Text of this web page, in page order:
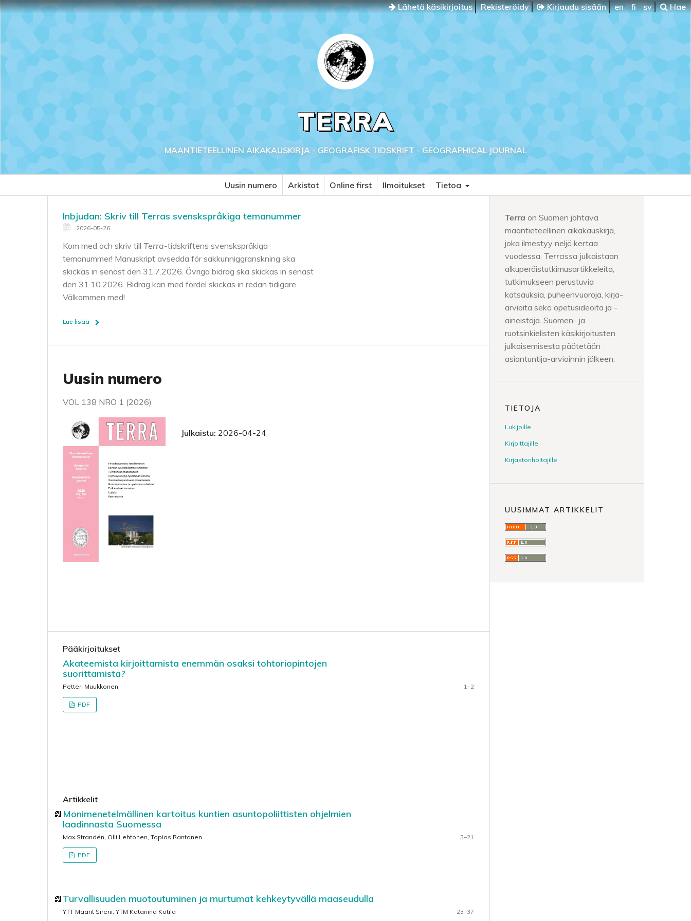
Lähetä käsikirjoitus Rekisteröidy Kirjaudu sisään en fi sv Hae
TERRA
MAANTIETEELLINEN AIKAKAUSKIRJA - GEOGRAFISK TIDSKRIFT - GEOGRAPHICAL JOURNAL
Uusin numero Arkistot Online first Ilmoitukset Tietoa
Inbjudan: Skriv till Terras svenskspråkiga temanummer
2026-05-26
Kom med och skriv till Terra-tidskriftens svenskspråkiga
temanummer! Manuskript avsedda för sakkunniggranskning ska
skickas in senast den 31.7.2026. Övriga bidrag ska skickas in senast
den 31.10.2026. Bidrag kan med fördel skickas in redan tidigare.
Välkommen med!
Lue lisää
Uusin numero
VOL 138 NRO 1 (2026)
Julkaistu: 2026-04-24
Pääkirjoitukset
Akateemista kirjoittamista enemmän osaksi tohtoriopintojen
suorittamista?
Petteri Muukkonen 1–2
PDF
Artikkelit
Monimenetelmällinen kartoitus kuntien asuntopoliittisten ohjelmien
laadinnasta Suomessa
Max Strandén, Olli Lehtonen, Topias Rantanen 3–21
PDF
Turvallisuuden muotoutuminen ja murtumat kehkeytyvällä maaseudulla
YTT Maarit Sireni, YTM Katariina Kotila 23–37
Terra on Suomen johtava
maantieteellinen aikakauskirja,
joka ilmestyy neljä kertaa
vuodessa. Terrassa julkaistaan
alkuperäistutkimusartikkeleita,
tutkimukseen perustuvia
katsauksia, puheenvuoroja, kirja-
arvioita sekä opetusideoita ja -
aineistoja. Suomen- ja
ruotsinkielisten käsikirjoitusten
julkaisemisesta päätetään
asiantuntija-arvioinnin jälkeen.
TIETOJA
Lukijoille
Kirjoittajille
Kirjastonhoitajille
UUSIMMAT ARTIKKELIT